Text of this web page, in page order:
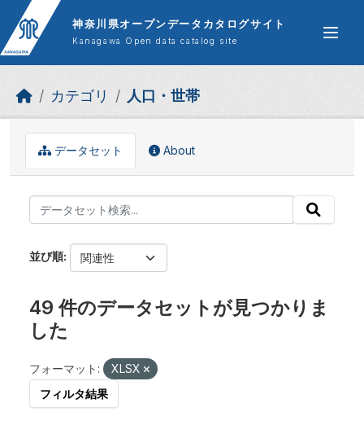
Skip to main content
神奈川県オープンデータカタログサイト
Kanagawa Open data catalog site
カテゴリ 人口・世帯
データセット About
並び順
49 件のデータセットが見つかりま
した
フォーマット:
XLSX
フィルタ結果